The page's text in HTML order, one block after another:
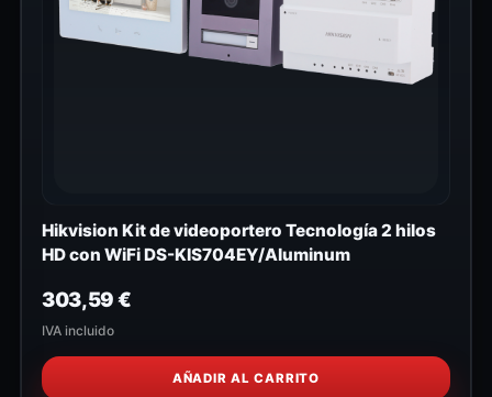
Hikvision Kit de videoportero Tecnología 2 hilos
HD con WiFi DS-KIS704EY/Aluminum
303,59€
IVA incluido
AÑADIR AL CARRITO